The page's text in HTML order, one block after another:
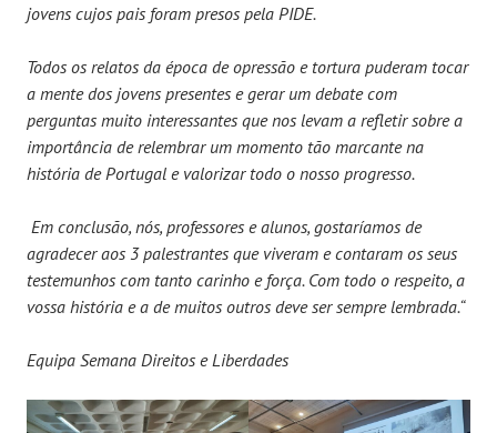
jovens cujos pais foram presos pela PIDE.
Todos os relatos da época de opressão e tortura puderam tocar
a mente dos jovens presentes e gerar um debate com
perguntas muito interessantes que nos levam a refletir sobre a
importância de relembrar um momento tão marcante na
história de Portugal e valorizar todo o nosso progresso.
Em conclusão, nós, professores e alunos, gostaríamos de
agradecer aos 3 palestrantes que viveram e contaram os seus
testemunhos com tanto carinho e força. Com todo o respeito, a
vossa história e a de muitos outros deve ser sempre lembrada.“
Equipa Semana Direitos e Liberdades